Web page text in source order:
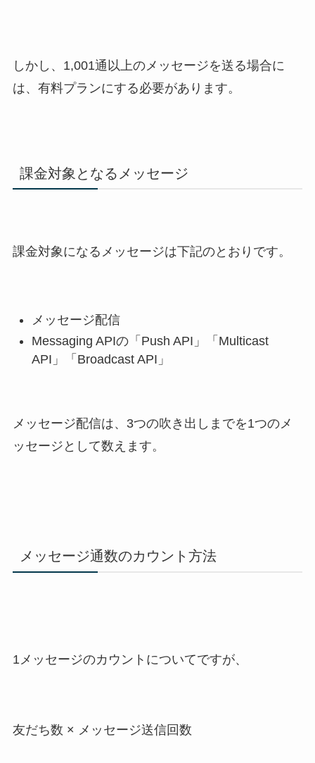
しかし、1,001通以上のメッセージを送る場合に
は、有料プランにする必要があります。
課金対象となるメッセージ
課金対象になるメッセージは下記のとおりです。
メッセージ配信
Messaging APIの「Push API」「Multicast
API」「Broadcast API」
メッセージ配信は、3つの吹き出しまでを1つのメ
ッセージとして数えます。
メッセージ通数のカウント方法
1メッセージのカウントについてですが、
友だち数 × メッセージ送信回数